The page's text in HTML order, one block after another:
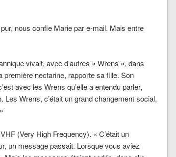
nous confie Marie par e-mail. Mais entre
vivait, avec d’autres « Wrens », dans
première nectarine, rapporte sa fille. Son
’est avec les Wrens qu’elle a entendu parler,
Wrens, c’était un grand changement social,
(Very High Frequency). « C’était un
un message passait. Lorsque vous aviez